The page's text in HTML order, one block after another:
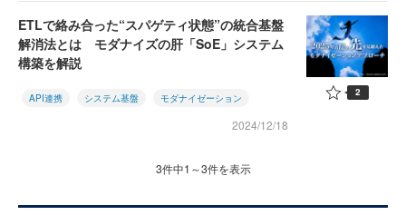
ETLで絡み合った“スパゲティ状態”の統合基盤
解消法とは モダナイズの肝「SoE」システム
構築を解説
API連携 システム基盤 モダナイゼーション
2024/12/18
2
3件中1～3件を表示